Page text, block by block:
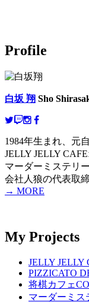
Profile
白坂 翔 Sho
1984年生まれ、元
JELLY JELLY
マーダーミステリ
会社人狼の代表取
→ MORE
My Projects
JELLY JELLY
PIZZICATO
将棋カフェ
マーダーミス